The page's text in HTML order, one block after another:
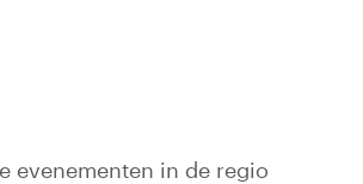
evenementen in de regio